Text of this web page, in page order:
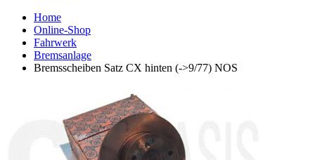
Home
Online-Shop
Fahrwerk
Bremsanlage
Bremsscheiben Satz CX hinten (->9/77) NOS